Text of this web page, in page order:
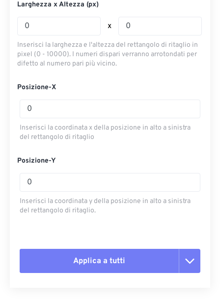
Larghezza x Altezza (px)
x
Inserisci la larghezza e l'altezza del rettangolo di ritaglio in
pixel (0 - 10000). I numeri dispari verranno arrotondati per
difetto al numero pari più vicino.
Posizione-X
Inserisci la coordinata x della posizione in alto a sinistra
del rettangolo di ritaglio
Posizione-Y
Inserisci la coordinata y della posizione in alto a sinistra
del rettangolo di ritaglio.
Applica a tutti